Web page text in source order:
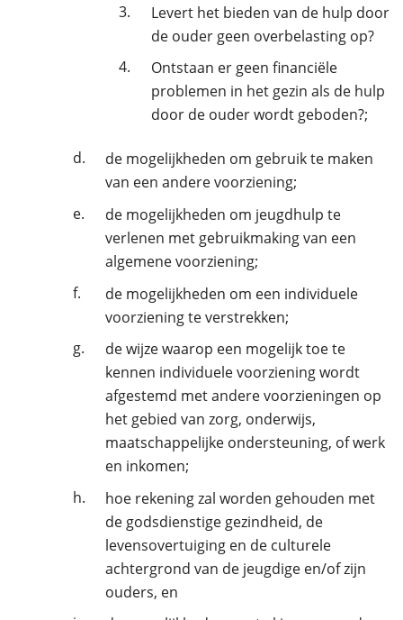
3.
Levert het bieden van de hulp door
de ouder geen overbelasting op?
4.
Ontstaan er geen financiële
problemen in het gezin als de hulp
door de ouder wordt geboden?;
d.
de mogelijkheden om gebruik te maken
van een andere voorziening;
e.
de mogelijkheden om jeugdhulp te
verlenen met gebruikmaking van een
algemene voorziening;
f.
de mogelijkheden om een individuele
voorziening te verstrekken;
g.
de wijze waarop een mogelijk toe te
kennen individuele voorziening wordt
afgestemd met andere voorzieningen op
het gebied van zorg, onderwijs,
maatschappelijke ondersteuning, of werk
en inkomen;
h.
hoe rekening zal worden gehouden met
de godsdienstige gezindheid, de
levensovertuiging en de culturele
achtergrond van de jeugdige en/of zijn
ouders, en